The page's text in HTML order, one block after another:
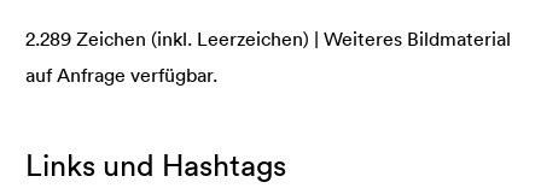
2.289 Zeichen (inkl. Leerzeichen) | Weiteres Bildmaterial
auf Anfrage verfügbar.
Links und Hashtags